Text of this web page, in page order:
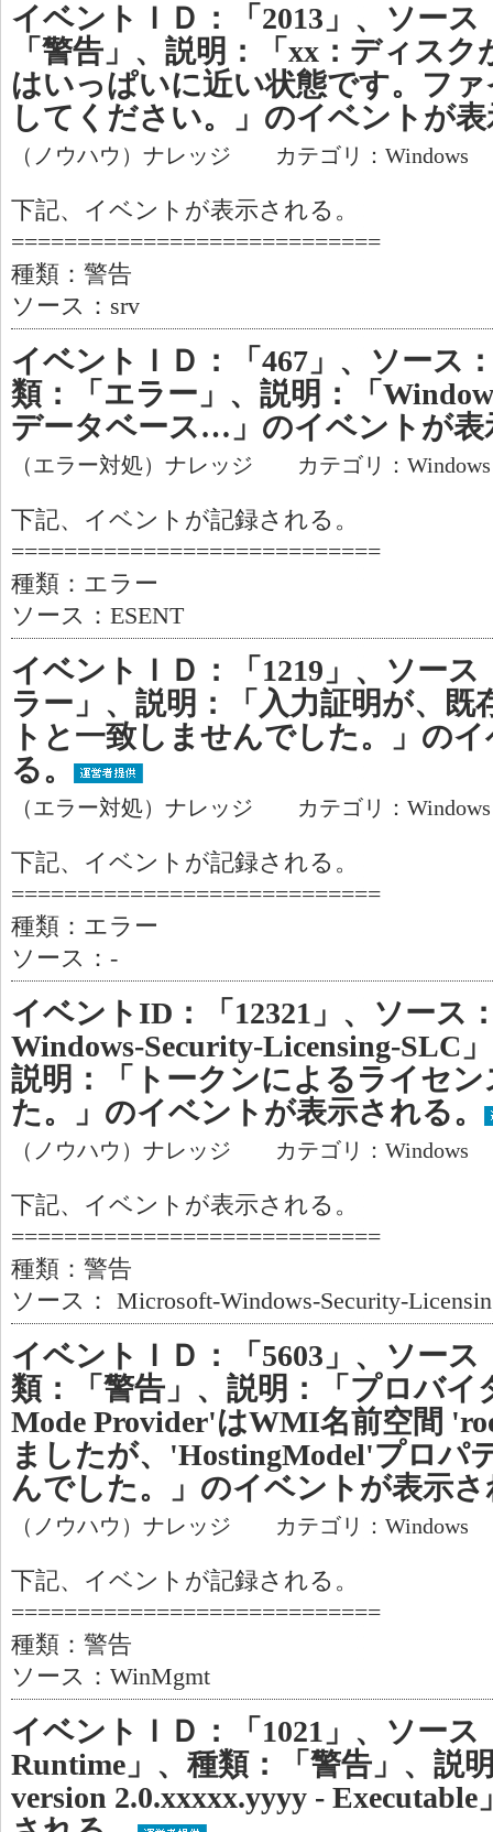
イベントＩＤ：「2013」、ソース
「警告」、説明：「xx：ディス
はいっぱいに近い状態です。フ
してください。」のイベントが
（ノウハウ）ナレッジ カテゴリ：Windows
下記、イベントが表示される。
============================
種類：警告
ソース：srv
イベントＩＤ：「467」、ソース
類：「エラー」、説明：「
データベース…」のイベントが表
（エラー対処）ナレッジ カテゴリ：
下記、イベントが記録される。
============================
種類：エラー
ソース：ESENT
イベントＩＤ：「1219」、ソー
ラー」、説明：「入力証明が、既
トと一致しませんでした。」の
る。
（エラー対処）ナレッジ カテゴリ：
下記、イベントが記録される。
============================
種類：エラー
ソース：-
イベントID：「12321」、ソース
Windows-Security-Licensing-SLC
説明：「トークンによるライセ
た。」のイベントが表示される。
（ノウハウ）ナレッジ カテゴリ：Windows
下記、イベントが表示される。
============================
種類：警告
ソース： Microsoft-Windows-Security-
イベントＩＤ：「5603」、ソー
類：「警告」、説明：「プロバイ
Mode Provider'はWMI名前空間
ましたが、'HostingModel'プロパ
んでした。」のイベントが表示
（ノウハウ）ナレッジ カテゴリ：Windows
下記、イベントが記録される。
============================
種類：警告
ソース：WinMgmt
イベントＩＤ：「1021」、ソース
Runtime」、種類：「警告」、説
version 2.0.xxxxx.yyyy -